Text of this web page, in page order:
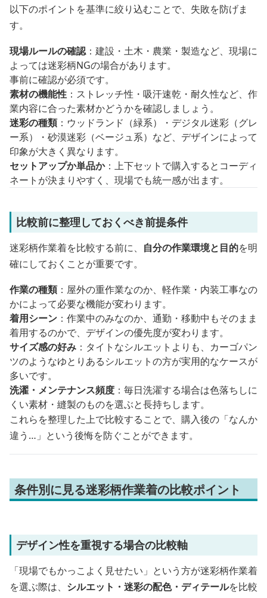
以下のポイントを基準に絞り込むことで、失敗を防げま
す。
現場ルールの確認：建設・土木・農業・製造など、現場に
よっては迷彩柄NGの場合があります。
事前に確認が必須です。
素材の機能性 ：ストレッチ性・吸汗速乾・耐久性など、作
業内容に合った素材かどうかを確認しましょう。
迷彩の種類：ウッドランド（緑系）・デジタル迷彩（グレ
ー系）・砂漠迷彩（ベージュ系）など、デザインによって
印象が大きく異なります。
セットアップか単品か：上下セットで購入するとコーディ
ネートが決まりやすく、現場でも統一感が出ます。
比較前に整理しておくべき前提条件
迷彩柄作業着を比較する前に、 自分の作業環境と目的を明
確にしておくことが重要です。
作業の種類：屋外の重作業なのか、軽作業・内装工事なの
かによって必要な機能が変わります。
着用シーン ：作業中のみなのか、通勤・移動中もそのまま
着用するのかで、デザインの優先度が変わります。
サイズ感の好み ：タイトなシルエットよりも、カーゴパン
ツのようなゆとりあるシルエットの方が実用的なケースが
多いです。
洗濯・メンテナンス頻度 ：毎日洗濯する場合は色落ちしに
くい素材・縫製のものを選ぶと長持ちします。
これらを整理した上で比較することで、購入後の「なんか
違う…」という後悔を防ぐことができます。
条件別に見る迷彩柄作業着の比較ポイント
デザイン性を重視する場合の比較軸
「現場でもかっこよく見せたい」という方が迷彩柄作業着
を選ぶ際は、 シルエット・迷彩の配色・ディテールを比較